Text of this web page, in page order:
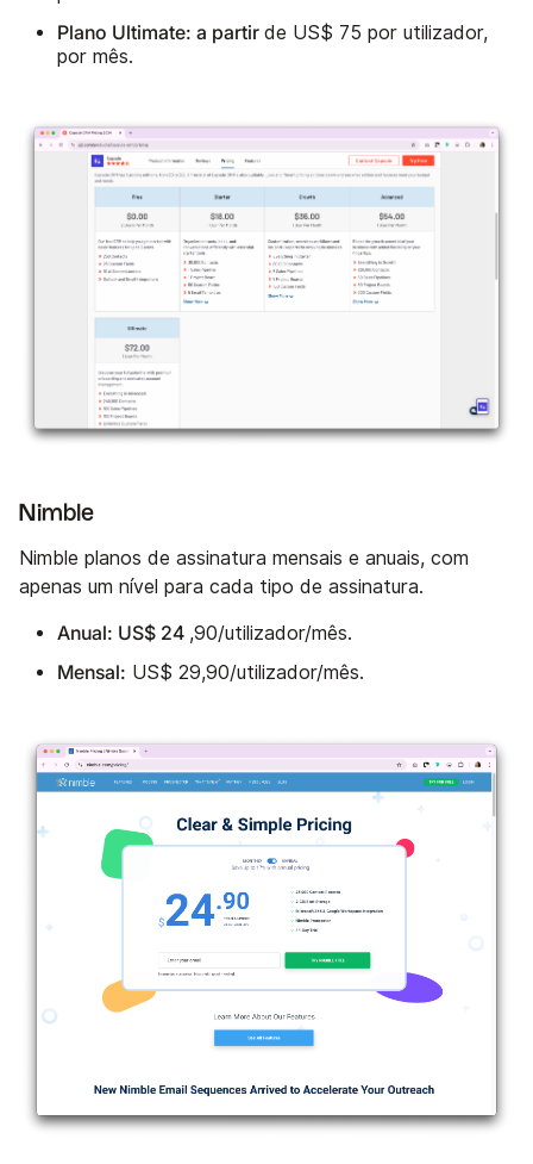
Plano Ultimate: a partir de US$ 75 por utilizador,
por mês.
Nimble
Nimble planos de assinatura mensais e anuais, com
apenas um nível para cada tipo de assinatura.
Anual: US$ 24 ,90/utilizador/mês.
Mensal: US$ 29,90/utilizador/mês.